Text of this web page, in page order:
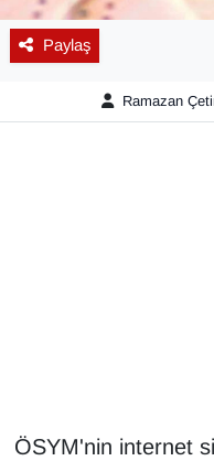
Paylaş
Ramazan
ÖSYM'nin internet
Emlak
En çok